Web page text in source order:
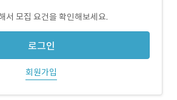
서 모집 요건을 확인해보세요.
로그인
회원가입